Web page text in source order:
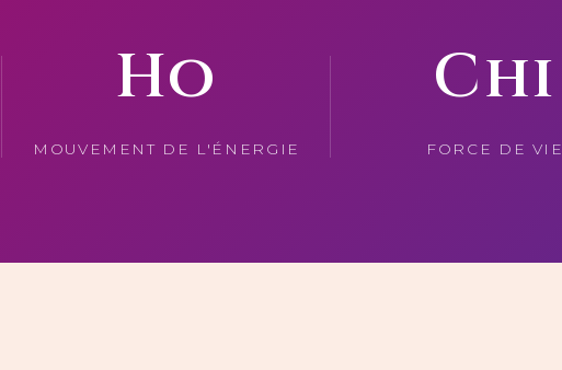
Ho
MOUVEMENT DE L'ÉNERGIE
Chi
FORCE DE VIE